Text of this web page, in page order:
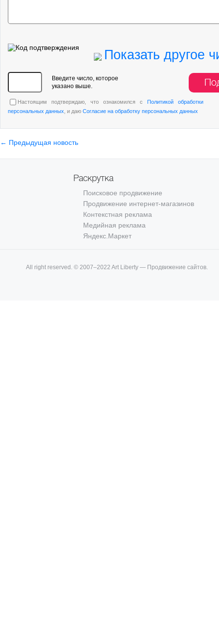
Показать другое
Введите число, которое
указано выше.
Настоящим подтверждаю, что ознакомился с Политикой обработки
персональных данных , и даю Согласие на обработку персональных данных
← Предыдущая новость
Раскрутка
Поисковое продвижение
Продвижение интернет-магазинов
Контекстная реклама
Медийная реклама
Яндекс.Маркет
All right reserved. © 2007–2022 Art Liberty — Продвижение сайтов.